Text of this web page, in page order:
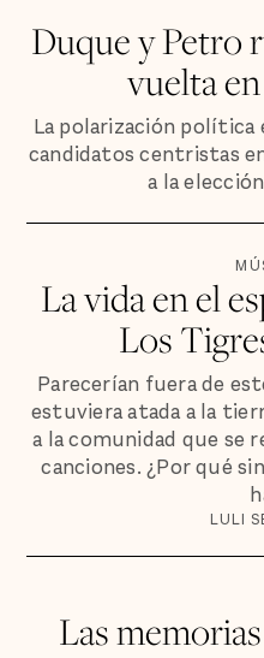
Duque y Petro
vuelta
La polarización política
candidatos centristas
a la
La vida en el
Los
Parecerían fuera de
estuviera atada a la
a la comunidad que se
canciones. ¿Por qué
LULI
Las